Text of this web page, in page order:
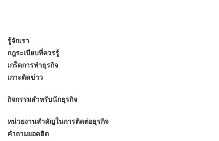
รู้จักเรา
กฎระเบียบที่ควรรู้
เกร็ดการทำธุรกิจ
เกาะติดข่าว
กิจกรรมสำหรับนักธุรกิจ
หน่วยงานสำคัญในการติดต่อธุรกิจ
คำถามยอดฮิต